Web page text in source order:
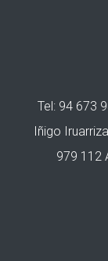
Tel: 94 673
Iñigo
979 112